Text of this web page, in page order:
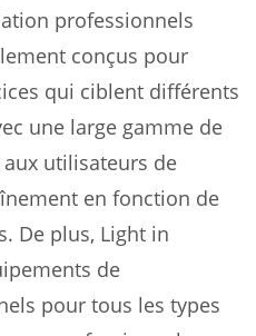
professionnels
conçus pour
qui ciblent différents
une large gamme de
utilisateurs de
en fonction de
De plus, Light in
de
pour tous les types